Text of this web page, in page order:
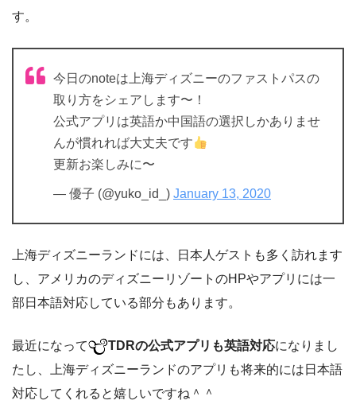
す。
今日のnoteは上海ディズニーのファストパスの
取り方をシェアします〜！
公式アプリは英語か中国語の選択しかありませ
んが慣れれば大丈夫です
更新お楽しみに〜
— 優子 (@yuko_id_) January 13, 2020
上海ディズニーランドには、日本人ゲストも多く訪れます
し、アメリカのディズニーリゾートのHPやアプリには一
部日本語対応している部分もあります。
最近になって TDRの公式アプリも英語対応になりまし
たし、上海ディズニーランドのアプリも将来的には日本語
対応してくれると嬉しいですね＾＾